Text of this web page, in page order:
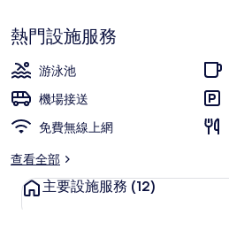
熱門設施服務
游泳池
機場接送
免費無線上網
查看全部
主要設施服務 (12)